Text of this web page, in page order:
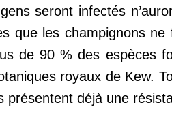
seront infectés
que les champignons ne
de 90 % des espèces
royaux de Kew.
présentent déjà une